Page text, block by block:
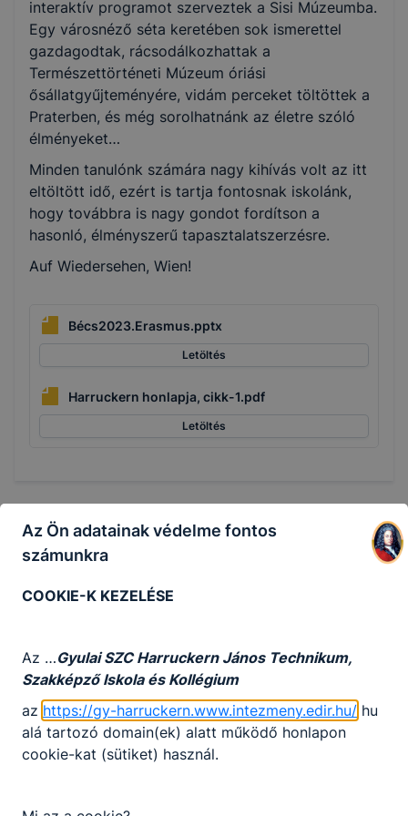
interaktív programot szerveztek a Sisi Múzeumba.
Egy városnéző séta keretében sok ismerettel
gazdagodtak, rácsodálkozhattak a
Természettörténeti Múzeum óriási
ősállatgyűjteményére, vidám perceket töltöttek a
Praterben, és még sorolhatnánk az életre szóló
élményeket…
Minden tanulónk számára nagy kihívás volt az itt
eltöltött idő, ezért is tartja fontosnak iskolánk,
hogy továbbra is nagy gondot fordítson a
hasonló, élményszerű tapasztalatszerzésre.
Auf Wiedersehen, Wien!
Bécs2023.Erasmus.pptx
Letöltés
Harruckern honlapja, cikk-1.pdf
Letöltés
Partnereink
Az Ön adatainak védelme fontos
számunkra
COOKIE-K KEZELÉSE
Az …Gyulai SZC Harruckern János Technikum,
Szakképző Iskola és Kollégium
az https://gy-harruckern.www.intezmeny.edir.hu/ hu
alá tartozó domain(ek) alatt működő honlapon
cookie-kat (sütiket) használ.